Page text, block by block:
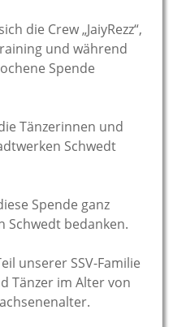
die Crew „JaiyRezz“,
und während
Spende
Tänzerinnen und
Schwedt
Spende ganz
Schwedt bedanken.
unserer SSV-Familie
Tänzer im Alter von